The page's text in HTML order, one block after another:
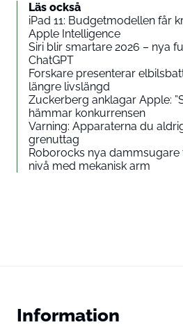
Läs också
iPad 11: Budgetmodellen får
Apple Intelligence
Siri blir smartare 2026 – nya
ChatGPT
Forskare presenterar
längre livslängd
Zuckerberg anklagar Apple:
hämmar konkurrensen
Varning: Apparaterna du
grenuttag
Roborocks nya dammsugare
nivå med mekanisk arm
Information